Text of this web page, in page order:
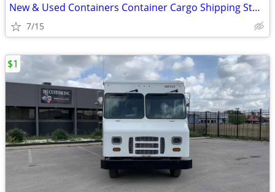
New & Used Containers Container Cargo Shipping Storage
7/15
$1